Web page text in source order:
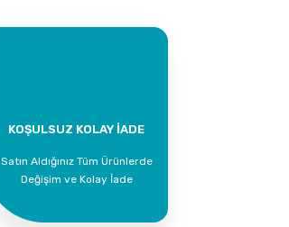
KOŞULSUZ KOLAY İADE
Satın Aldığınız Tüm Ürünlerde
Değişim ve Kolay İade